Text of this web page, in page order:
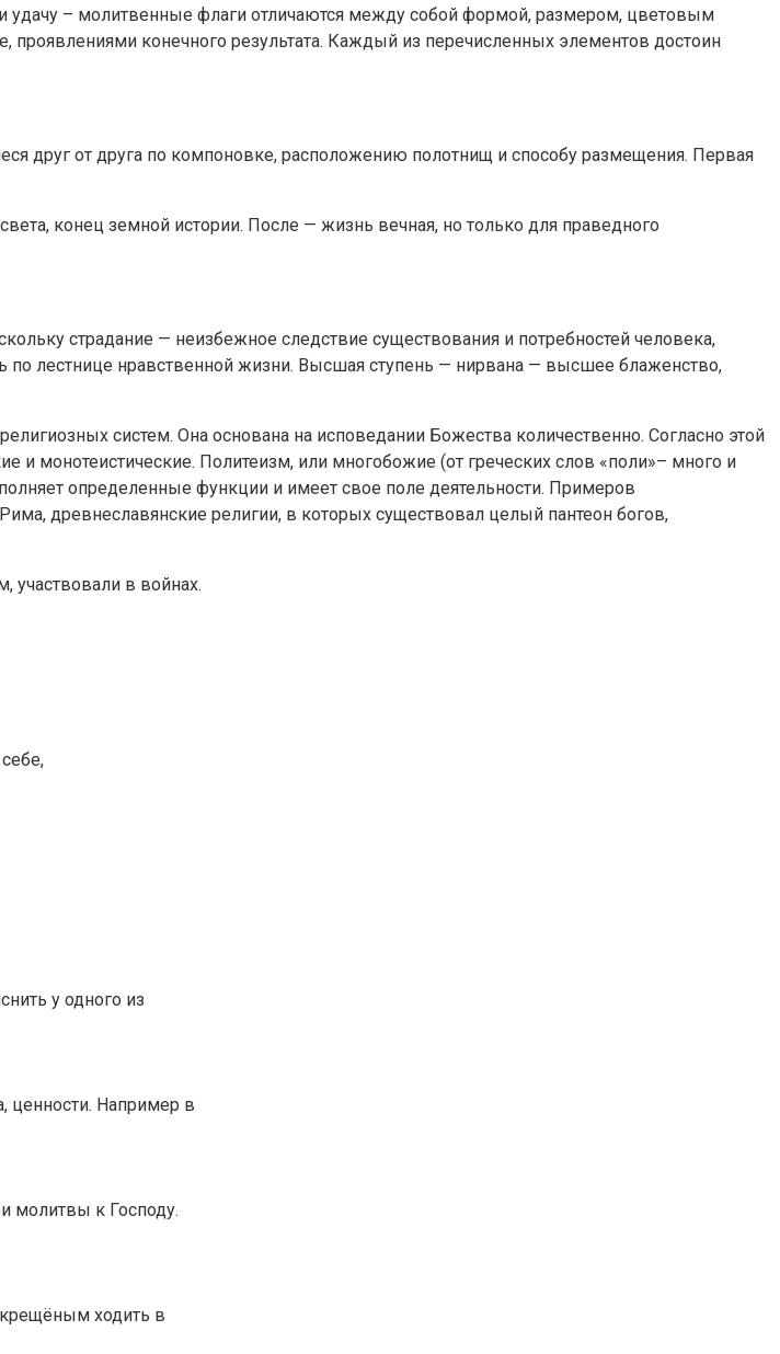
удачу – молитвенные флаги отличаются между собой формой, размером, цветовым
конечного результата. Каждый из перечисленных элементов достоин
друг от друга по компоновке, расположению полотнищ и способу размещения. Первая
конец земной истории. После — жизнь вечная, но только для праведного
страдание — неизбежное следствие существования и потребностей человека,
по лестнице нравственной жизни. Высшая ступень — нирвана — высшее блаженство,
систем. Она основана на исповедании Божества количественно. Согласно этой
и монотеистические. Политеизм, или многобожие (от греческих слов «поли»– много и
определенные функции и имеет свое поле деятельности. Примеров
древнеславянские религии, в которых существовал целый пантеон богов,
участвовали в войнах.
у одного из
ценности. Например в
молитвы к Господу.
ходить в